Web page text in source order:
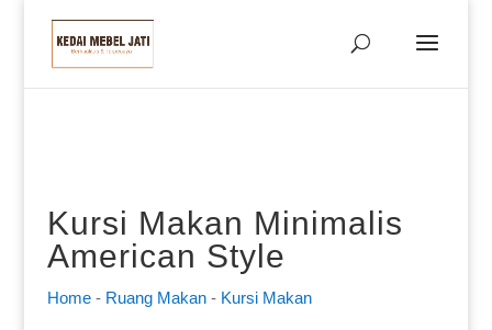
Kursi Makan Minimalis
American Style
Home- Ruang Makan- Kursi Makan